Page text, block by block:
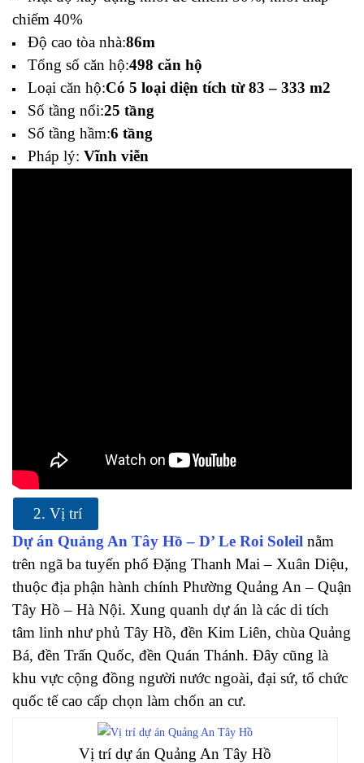
chiếm 40%
Độ cao tòa nhà:86m
Tổng số căn hộ:498 căn hộ
Loại căn hộ:Có 5 loại diện tích từ 83 – 333 m2
Số tầng nổi:25 tầng
Số tầng hầm:6 tầng
Pháp lý: Vĩnh viễn
2. Vị trí
Dự án Quảng An Tây Hồ – D’ Le Roi Soleil nằm
trên ngã ba tuyến phố Đặng Thanh Mai – Xuân Diệu,
thuộc địa phận hành chính Phường Quảng An – Quận
Tây Hồ – Hà Nội. Xung quanh dự án là các di tích
tâm linh như phủ Tây Hồ, đền Kim Liên, chùa Quảng
Bá, đền Trấn Quốc, đền Quán Thánh. Đây cũng là
khu vực cộng đồng người nước ngoài, đại sứ, tổ chức
quốc tế cao cấp chọn làm chốn an cư.
Vị trí dự án Quảng An Tây Hồ